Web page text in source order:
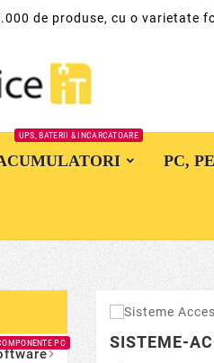
de produse, cu o varietate
UPS, BATERII & INCARCATOARE
PC,
PC

SISTEME-